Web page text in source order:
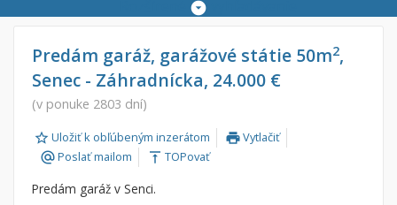
Predaj
Prenájom
Od:
Do:
Lokalita
Predám garáž, garážové státie 50m2,
Senec - Záhradnícka, 24.000 €
(v ponuke 2803 dní)
Uložiť k obľúbeným inzerátom printVytlačiť
alternate_emailPoslať mailom vertical_align_top TOPovať
Predám garáž v Senci.